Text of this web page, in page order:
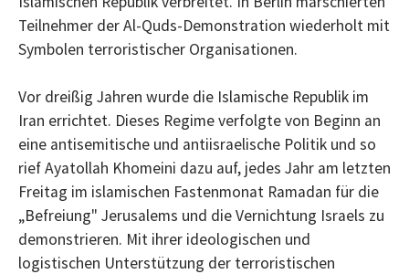
Teilnehmer der Al-Quds-Demonstration wiederholt mit
Symbolen terroristischer Organisationen.
Vor dreißig Jahren wurde die Islamische Republik im
Iran errichtet. Dieses Regime verfolgte von Beginn an
eine antisemitische und antiisraelische Politik und so
rief Ayatollah Khomeini dazu auf, jedes Jahr am letzten
Freitag im islamischen Fastenmonat Ramadan für die
„Befreiung" Jerusalems und die Vernichtung Israels zu
demonstrieren. Mit ihrer ideologischen und
logistischen Unterstützung der terroristischen